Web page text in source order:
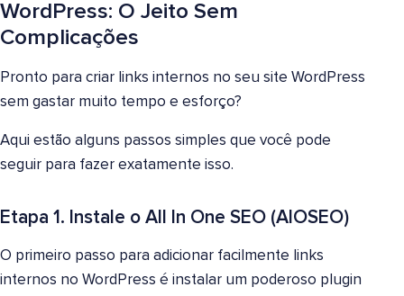
WordPress: O Jeito Sem
Complicações
Pronto para criar links internos no seu site WordPress
sem gastar muito tempo e esforço?
Aqui estão alguns passos simples que você pode
seguir para fazer exatamente isso.
Etapa 1. Instale o All In One SEO (AIOSEO)
O primeiro passo para adicionar facilmente links
internos no WordPress é instalar um poderoso plugin